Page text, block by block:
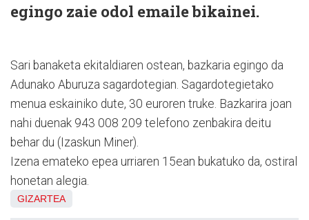
egingo zaie odol emaile bikainei.
Sari banaketa ekitaldiaren ostean, bazkaria egingo da
Adunako Aburuza sagardotegian. Sagardotegietako
menua eskainiko dute, 30 euroren truke. Bazkarira joan
nahi duenak 943 008 209 telefono zenbakira deitu
behar du (Izaskun Miner).
Izena emateko epea urriaren 15ean bukatuko da, ostiral
honetan alegia.
GIZARTEA